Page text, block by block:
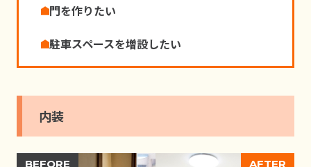
⾨を作りたい
駐⾞スペースを増設したい
内装